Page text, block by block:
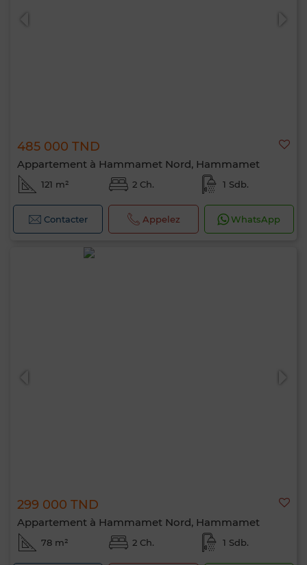
485 000 TND
Appartement à Hammamet Nord, Hammamet
121 m² 2 Ch. 1 Sdb.
Contacter Appelez WhatsApp
299 000 TND
Appartement à Hammamet Nord, Hammamet
78 m² 2 Ch. 1 Sdb.